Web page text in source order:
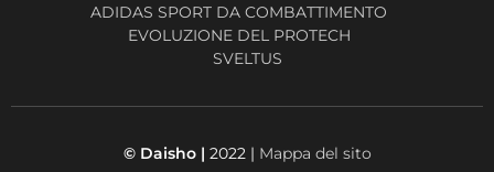
ADIDAS SPORT DA COMBATTIMENTO
EVOLUZIONE DEL PROTECH
SVELTUS
© Daisho | 2022 | Mappa del sito